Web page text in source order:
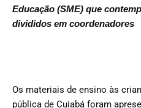
Educação (SME) que
divididos em coordenadores
Os materiais de ensino às
pública de Cuiabá foram